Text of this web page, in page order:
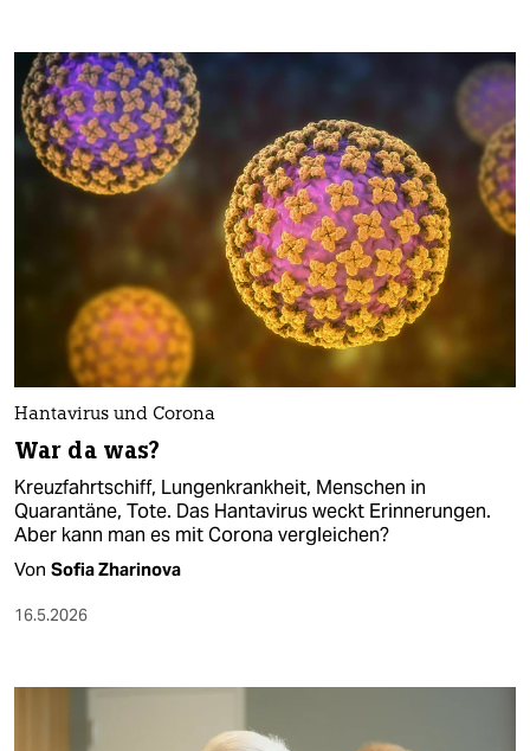
Hantavirus und Corona
War da was?
Kreuzfahrtschiff, Lungenkrankheit, Menschen in
Quarantäne, Tote. Das Hantavirus weckt Erinnerungen.
Aber kann man es mit Corona vergleichen?
Von Sofia Zharinova
16.5.2026